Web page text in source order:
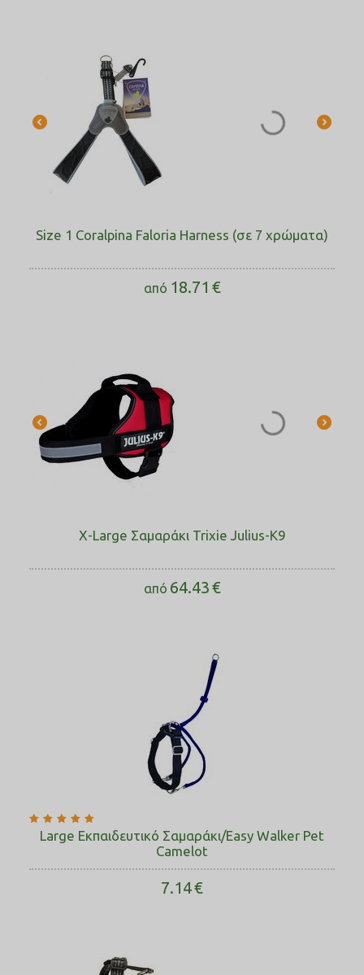
Size 1 Coralpina Faloria Harness (σε 7 χρώματα)
από 18.71 €
X-Large Σαμαράκι Trixie Julius-K9
από 64.43€
Large Εκπαιδευτικό Σαμαράκι/Easy Walker Pet
Camelot
7.14€